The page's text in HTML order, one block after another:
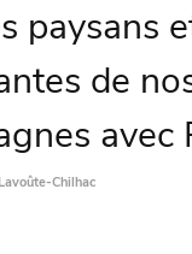
paysans
de
avec
Lavoûte-Chilhac